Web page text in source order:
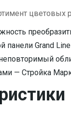
цветовых
Grand
— Стройка